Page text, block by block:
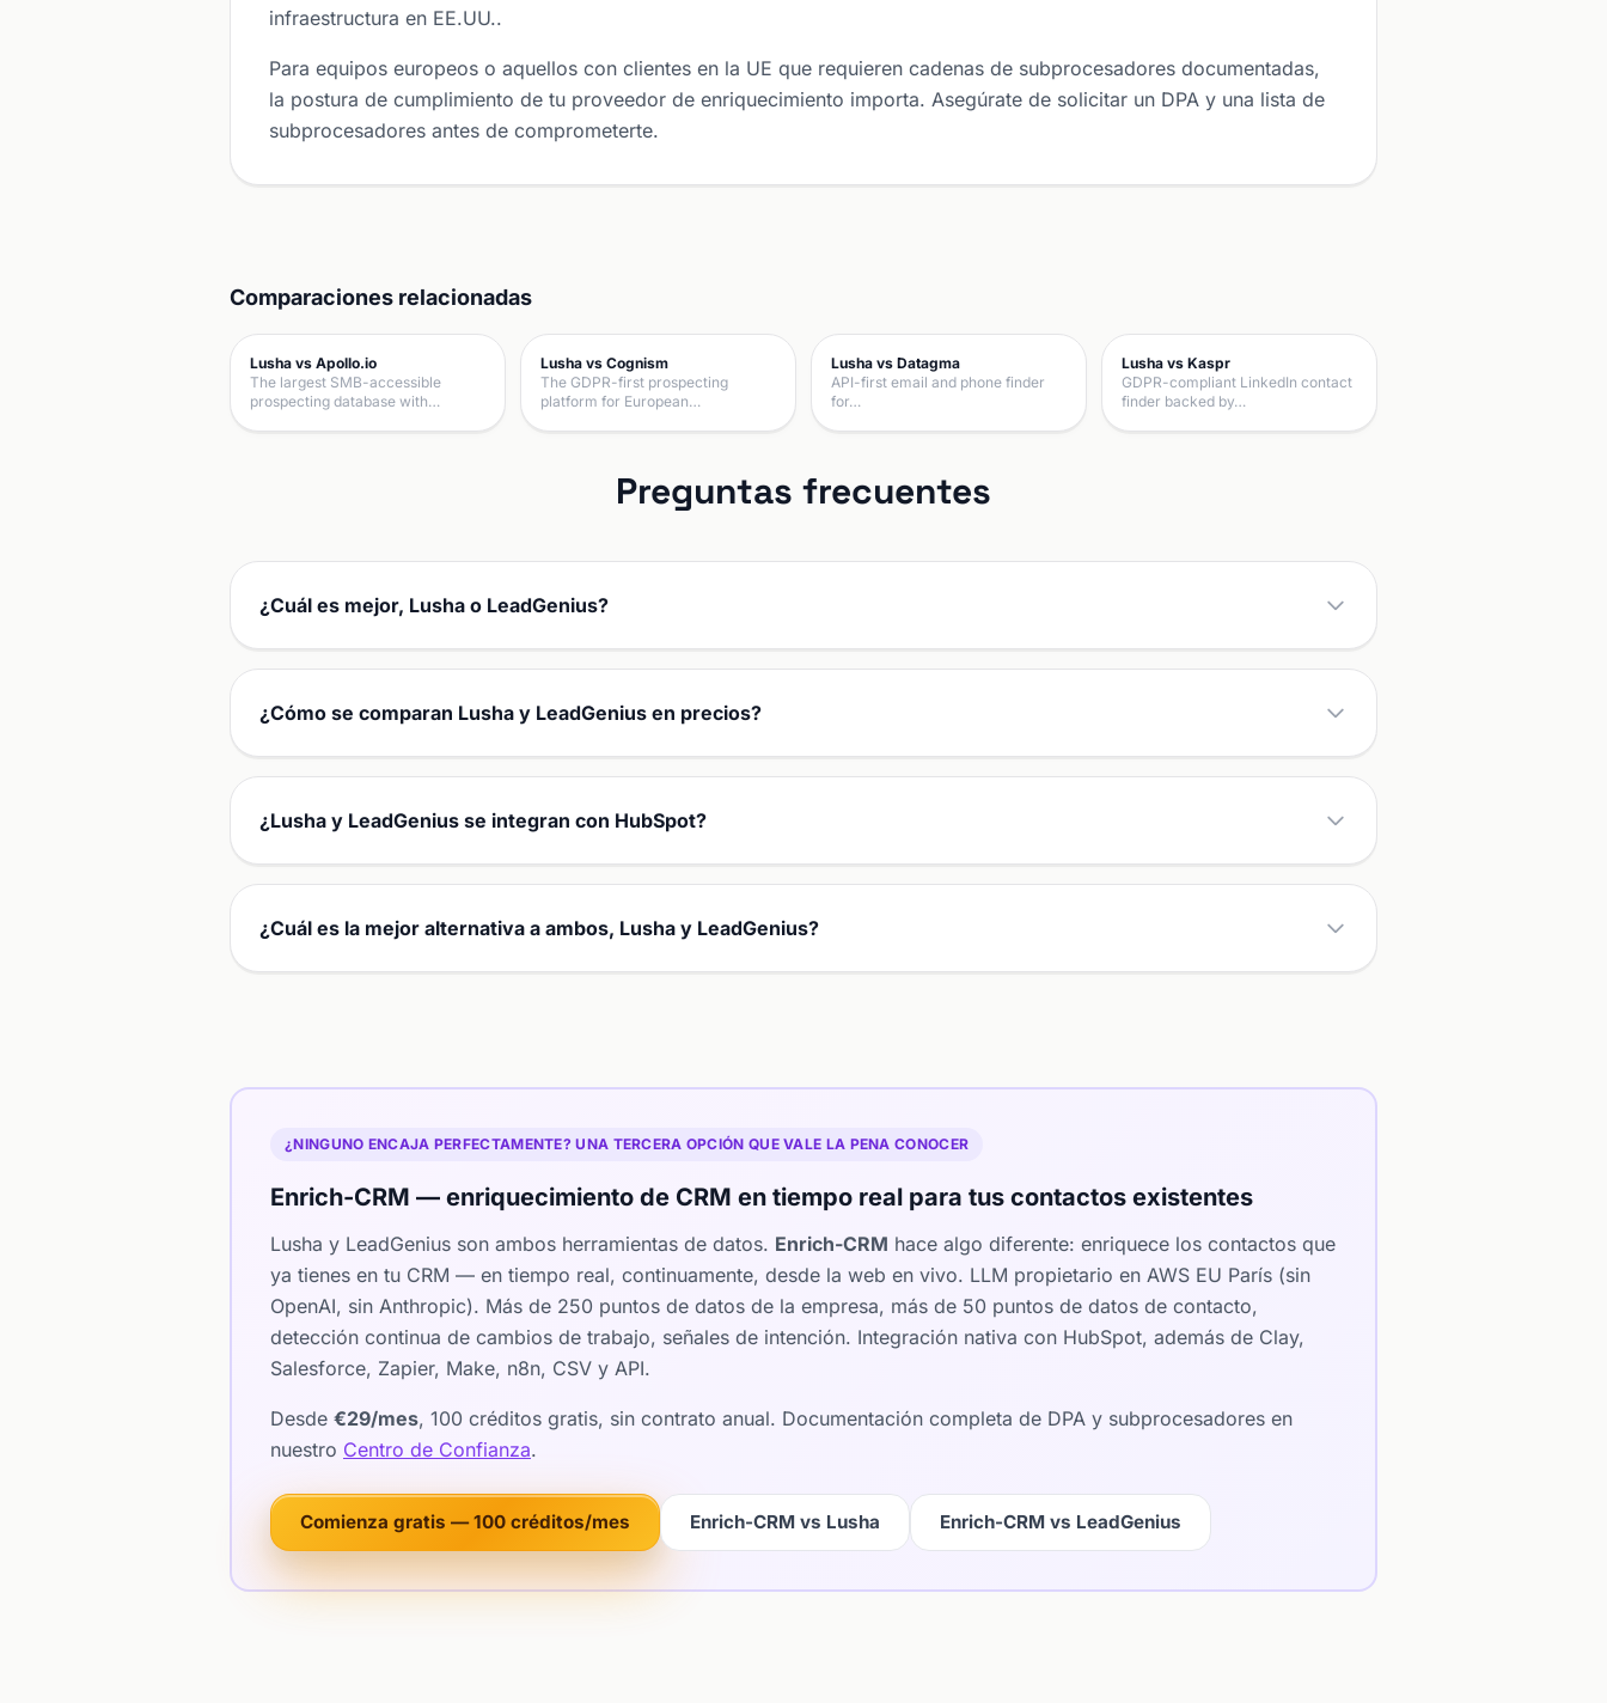
infraestructura en EE.UU..
Para equipos europeos o aquellos con clientes en la UE que requieren cadenas de subprocesadores documentadas,
la postura de cumplimiento de tu proveedor de enriquecimiento importa. Asegúrate de solicitar un DPA y una lista de
subprocesadores antes de comprometerte.
Comparaciones relacionadas
Lusha vs Apollo.io
The largest SMB-accessible
prospecting database with…
Lusha vs Cognism
The GDPR-first prospecting
platform for European…
Lusha vs Datagma
API-first email and phone finder
for…
Lusha vs Kaspr
GDPR-compliant LinkedIn contact
finder backed by…
Preguntas frecuentes
¿Cuál es mejor, Lusha o LeadGenius?
¿Cómo se comparan Lusha y LeadGenius en precios?
¿Lusha y LeadGenius se integran con HubSpot?
¿Cuál es la mejor alternativa a ambos, Lusha y LeadGenius?
¿NINGUNO ENCAJA PERFECTAMENTE? UNA TERCERA OPCIÓN QUE VALE LA PENA CONOCER
Enrich-CRM — enriquecimiento de CRM en tiempo real para tus contactos existentes
Lusha y LeadGenius son ambos herramientas de datos. Enrich-CRM hace algo diferente: enriquece los contactos que
ya tienes en tu CRM — en tiempo real, continuamente, desde la web en vivo. LLM propietario en AWS EU París (sin
OpenAI, sin Anthropic). Más de 250 puntos de datos de la empresa, más de 50 puntos de datos de contacto,
detección continua de cambios de trabajo, señales de intención. Integración nativa con HubSpot, además de Clay,
Salesforce, Zapier, Make, n8n, CSV y API.
Desde €29/mes, 100 créditos gratis, sin contrato anual. Documentación completa de DPA y subprocesadores en
nuestro Centro de Confianza.
Comienza gratis — 100 créditos/mes Enrich-CRM vs Lusha Enrich-CRM vs LeadGenius